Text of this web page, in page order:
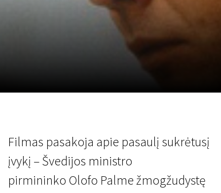
Filmas pasakoja apie pasaulį sukrėtusį
įvykį – Švedijos ministro
pirmininko Olofo Palme žmogžudystę